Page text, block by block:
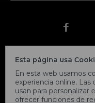
Esta página usa
En esta web usamos
experiencia online.
usan para personalizar
ofrecer funciones de
